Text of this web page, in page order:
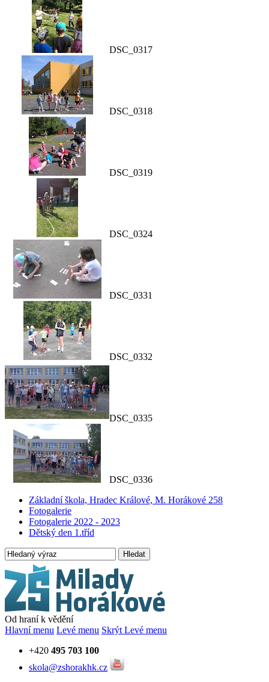
DSC_0317
DSC_0318
DSC_0319
DSC_0324
DSC_0331
DSC_0332
DSC_0335
DSC_0336
Základní škola, Hradec Králové, M. Horákové 258
Fotogalerie
Fotogalerie 2022 - 2023
Dětský den 1.tříd
Hledat
Od hraní k vědění
Hlavní menu Levé menu Skrýt Levé menu
+420 495 703 100
skola@zshorakhk.cz